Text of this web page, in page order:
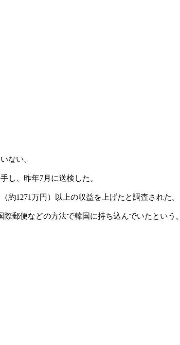
ない。
し、昨年7月に送検した。
約1271万円）以上の収益を上げたと調査された。
郵便などの方法で韓国に持ち込んでいたという。